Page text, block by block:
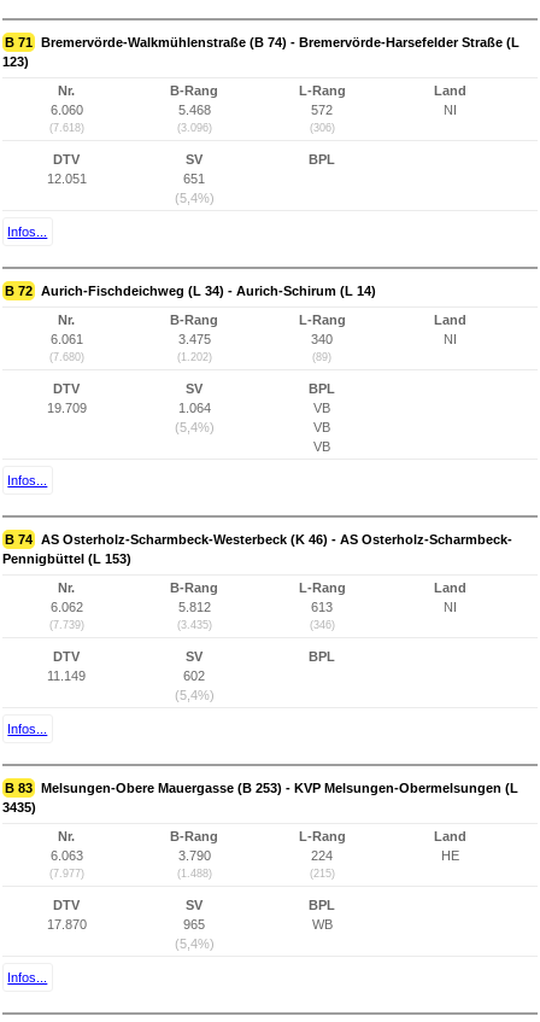
B 71 Bremervörde-Walkmühlenstraße (B 74) - Bremervörde-Harsefelder Straße (L
123)
Nr.
6.060
(7.618)
B-Rang
5.468
(3.096)
L-Rang
572
(306)
Land
NI
DTV
12.051
SV
651
(5,4%)
BPL
Infos...
B 72 Aurich-Fischdeichweg (L 34) - Aurich-Schirum (L 14)
Nr.
6.061
(7.680)
B-Rang
3.475
(1.202)
L-Rang
340
(89)
Land
NI
DTV
19.709
SV
1.064
(5,4%)
BPL
VB
VB
VB
Infos...
B 74 AS Osterholz-Scharmbeck-Westerbeck (K 46) - AS Osterholz-Scharmbeck-
Pennigbüttel (L 153)
Nr.
6.062
(7.739)
B-Rang
5.812
(3.435)
L-Rang
613
(346)
Land
NI
DTV
11.149
SV
602
(5,4%)
BPL
Infos...
B 83 Melsungen-Obere Mauergasse (B 253) - KVP Melsungen-Obermelsungen (L
3435)
Nr.
6.063
(7.977)
B-Rang
3.790
(1.488)
L-Rang
224
(215)
Land
HE
DTV
17.870
SV
965
(5,4%)
BPL
WB
Infos...